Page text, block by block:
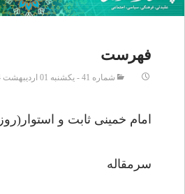
فهرست
شماره 41 - يکشنبه 01 ارديبهشت 1364
امام خمینی ثابت و
سرمقاله